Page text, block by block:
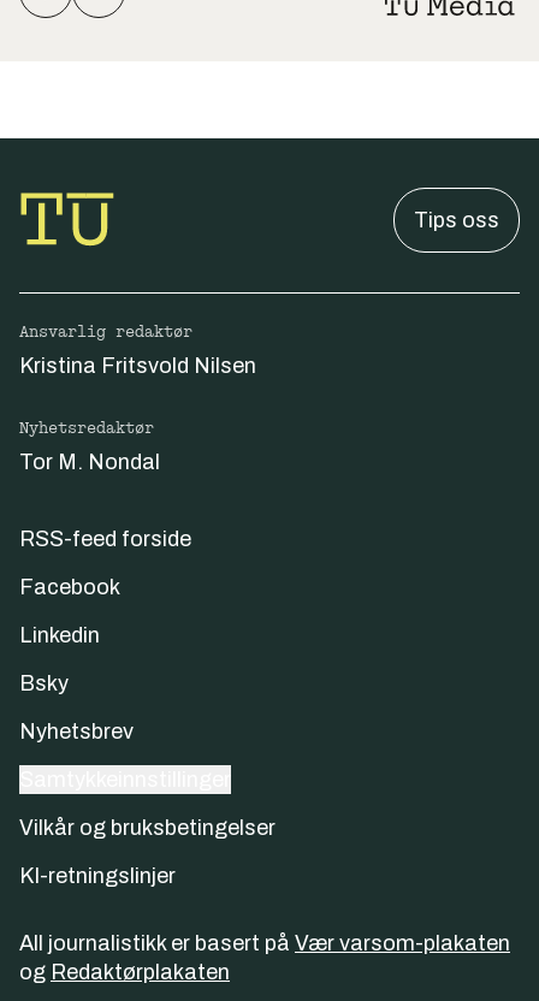
Tips oss
Ansvarlig redaktør
Kristina Fritsvold Nilsen
Nyhetsredaktør
Tor M. Nondal
RSS-feed forside
Facebook
Linkedin
Bsky
Nyhetsbrev
Vilkår og bruksbetingelser
KI-retningslinjer
All journalistikk er basert på Vær varsom-plakaten
og Redaktørplakaten